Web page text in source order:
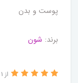
پوست و بدن
برند: شون
از 1